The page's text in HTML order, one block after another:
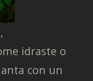
idraste o
con un